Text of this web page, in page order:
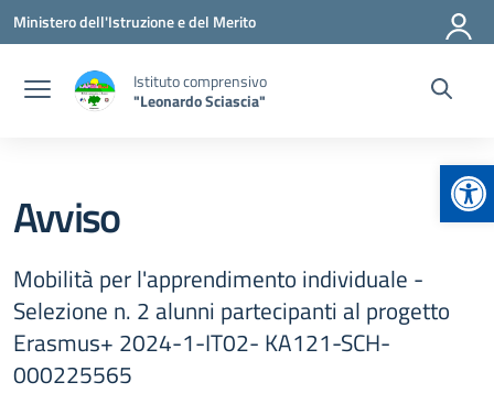
Vai ai contenuti
Vai al menu di navigazione
Vai al footer
Ministero dell'Istruzione e del Merito
Istituto comprensivo
"Leonardo Sciascia"
Avviso
Mobilità per l'apprendimento individuale -
Selezione n. 2 alunni partecipanti al progetto
Erasmus+ 2024-1-IT02- KA121-SCH-
000225565